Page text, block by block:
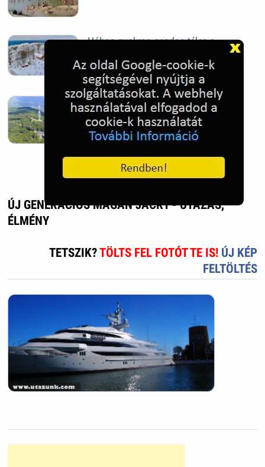
Hóban gyakran gazdag télen a
2022. Nov. 01.
Kékestető település
2022. Nov. 01.
ÚJ GENERÁCIÓS MAGÁN JACKT - UTAZÁS,
ÉLMÉNY
TETSZIK?TÖLTS FEL FOTÓT TE IS! ÚJ KÉP
FELTÖLTÉS